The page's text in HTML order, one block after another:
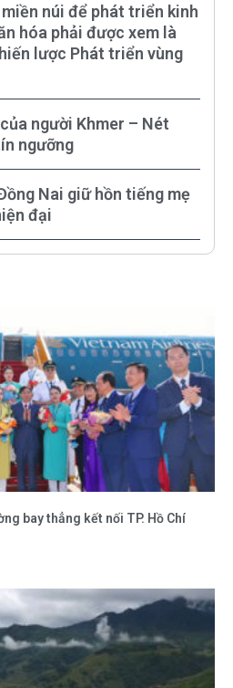
núi để phát triển kinh
hóa phải được xem là
lược Phát triển vùng
người Khmer – Nét
ngưỡng
Nai giữ hồn tiếng mẹ
đại
bay thẳng kết nối TP. Hồ Chí